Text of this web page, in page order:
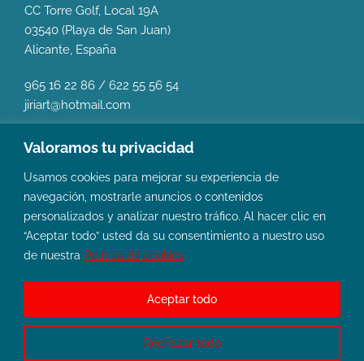
Valoramos tu privacidad
Usamos cookies para mejorar su experiencia de
navegación, mostrarle anuncios o contenidos
personalizados y analizar nuestro tráfico. Al hacer clic en
“Aceptar todo” usted da su consentimiento a nuestro uso
de nuestra Política de cookies
Rechazar todo
Aceptar todo
CC Torre Golf, Local 19A
03540 (Playa de San Juan)
Alicante, España
965 16 22 86 / 622 55 56 54
jiriart@hotmail.com
© Copyright 2024 Clínica Dental CDJI |
Privacidad. Diseñado porCitiservi Media